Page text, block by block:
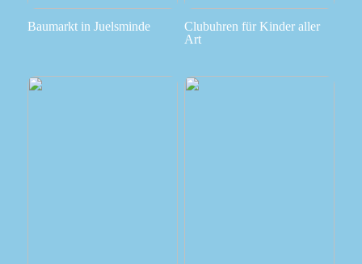
Baumarkt in Juelsminde
Clubuhren für Kinder aller
Art